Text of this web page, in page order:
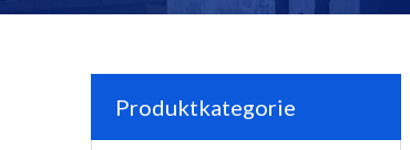
Produktkategorie